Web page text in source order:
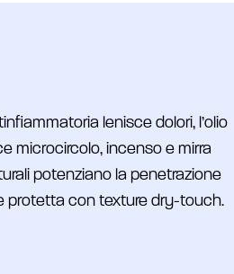
lenisce dolori, l’olio
microcircolo, incenso e mirra
potenziano la penetrazione
protetta con texture dry-touch.